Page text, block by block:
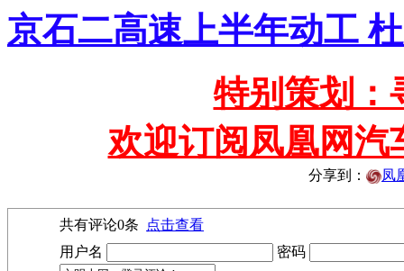
京石二高速上半年动工
特别策划：
欢迎订阅凤凰网汽
分享到： 凤
共有评论0条
点击查看
用户名
密码